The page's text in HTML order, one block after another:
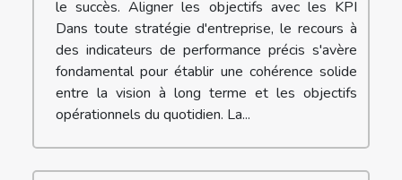
le succès. Aligner les objectifs avec les KPI
Dans toute stratégie d'entreprise, le recours à
des indicateurs de performance précis s'avère
fondamental pour établir une cohérence solide
entre la vision à long terme et les objectifs
opérationnels du quotidien. La...